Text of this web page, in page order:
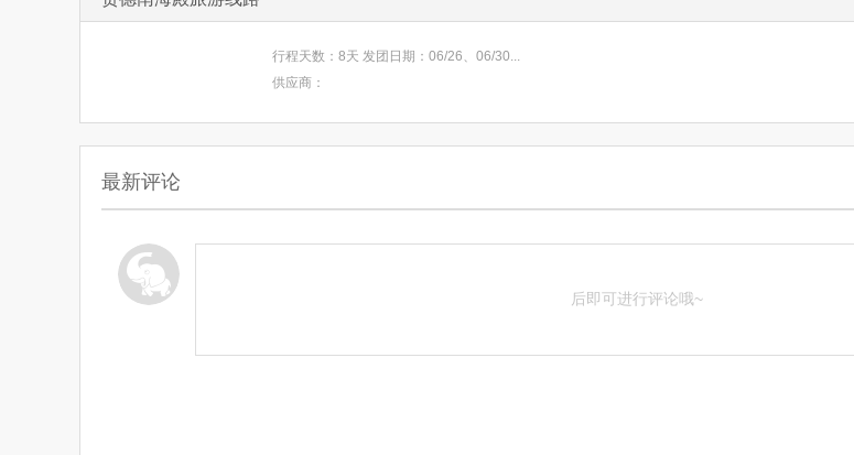
行程天数：8天 发团日期：06/26、06/30...
供应商：
最新评论
后即可进行评论哦~